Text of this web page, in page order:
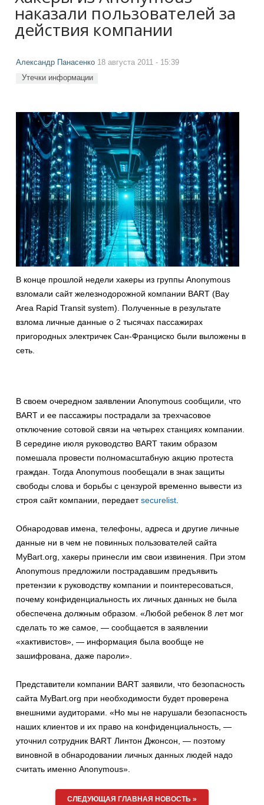
наказали пользователей за
действия компании
Александр Панасенко 18 августа 2011 - 15:39
Утечки информации
В конце прошлой недели хакеры из группы Anonymous
взломали сайт железнодорожной компании BART (Bay
Area Rapid Transit system). Полученные в результате
взлома личные данные о 2 тысячах пассажирах
пригородных электричек Сан-Франциско были выложены в
сеть.
В своем очередном заявлении Anonymous сообщили, что
BART и ее пассажиры пострадали за трехчасовое
отключение сотовой связи на четырех станциях компании.
В середине июля руководство BART таким образом
помешала провести полномасштабную акцию протеста
граждан. Тогда Anonymous пообещали в знак защиты
свободы слова и борьбы с цензурой временно вывести из
строя сайт компании, передаетsecurelist.
Обнародовав имена, телефоны, адреса и другие личные
данные ни в чем не повинных пользователей сайта
MyBart.org, хакеры принесли им свои извинения. При этом
Anonymous предложили пострадавшим предъявить
претензии к руководству компании и поинтересоваться,
почему конфиденциальность их личных данных не была
обеспечена должным образом. «Любой ребенок 8 лет мог
сделать то же самое, — сообщается в заявлении
«хактивистов», — информация была вообще не
зашифрована, даже пароли».
Представители компании BART заявили, что безопасность
сайта MyBart.org при необходимости будет проверена
внешними аудиторами. «Но мы не нарушали безопасность
наших клиентов и их право на конфиденциальность, —
уточнил сотрудник BART Линтон Джонсон, — поэтому
виновной в обнародовании личных данных людей надо
считать именно Anonymous».
СЛЕДУЮЩАЯ ГЛАВНАЯ НОВОСТЬ »